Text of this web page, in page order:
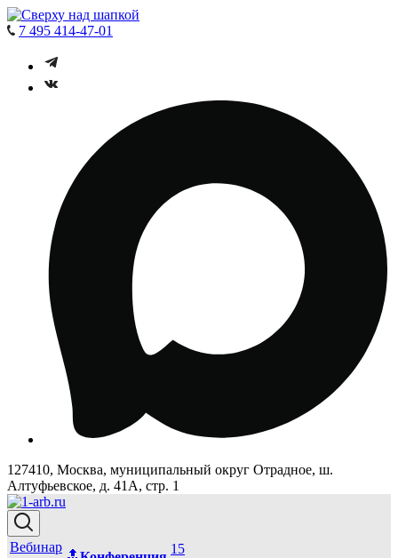
7 495 414-47-01
127410, Москва, муниципальный округ Отрадное, ш.
Алтуфьевское, д. 41А, стр. 1
Вебинар
15